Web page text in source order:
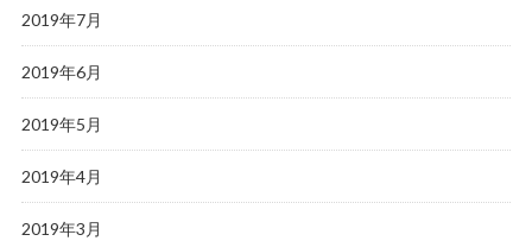
2019年7月
2019年6月
2019年5月
2019年4月
2019年3月